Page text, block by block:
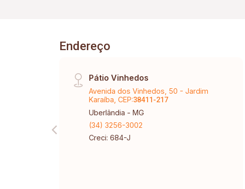
Endereço
Pátio Vinhedos
Avenida dos Vinhedos, 50 - Jardim
Karaíba, CEP:38411-217
Uberlândia - MG
(34) 3256-3002
Creci: 684-J